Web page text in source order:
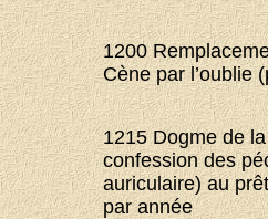
1200
Cène par l’oublie
1215 Dogme de
confession des
auriculaire) au
par année